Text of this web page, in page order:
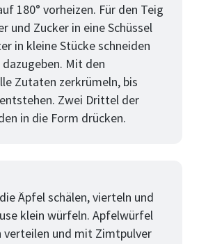
180° vorheizen. Für den Teig
und Zucker in eine Schüssel
in kleine Stücke schneiden
Mit den
Zutaten zerkrümeln, bis
Zwei Drittel der
in die Form drücken.
Äpfel schälen, vierteln und
klein würfeln. Apfelwürfel
verteilen und mit Zimtpulver